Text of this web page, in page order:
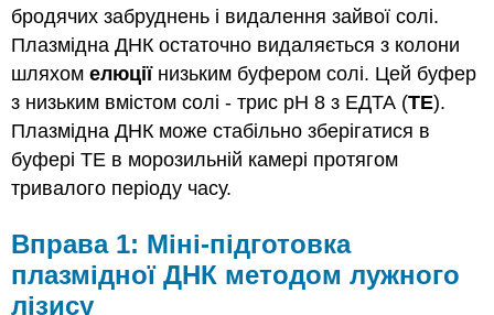
бродячих забруднень і видалення зайвої солі.
Плазмідна ДНК остаточно видаляється з колони
шляхомелюціїнизьким буфером солі. Цей буфер
з низьким вмістом солі - трис рН 8 з ЕДТА (TE).
Плазмідна ДНК може стабільно зберігатися в
буфері TE в морозильній камері протягом
тривалого періоду часу.
Вправа 1: Міні-підготовка
плазмідної ДНК методом лужного
лізису